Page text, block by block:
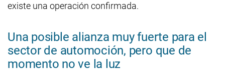
existe una operación confirmada.
Una posible alianza muy fuerte para el
sector de automoción, pero que de
momento no ve la luz